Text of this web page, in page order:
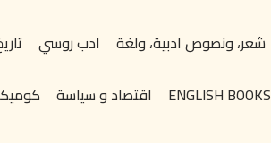
شعر، ونصوص ادبية، ولغة ادب روسي
ENGLISH BOOKS
اقتصاد و سياسة